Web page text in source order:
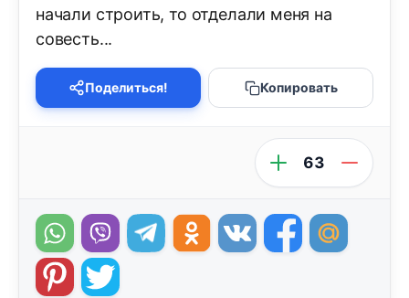
начали строить, то отделали меня на
совесть...
Поделиться! Копировать
63